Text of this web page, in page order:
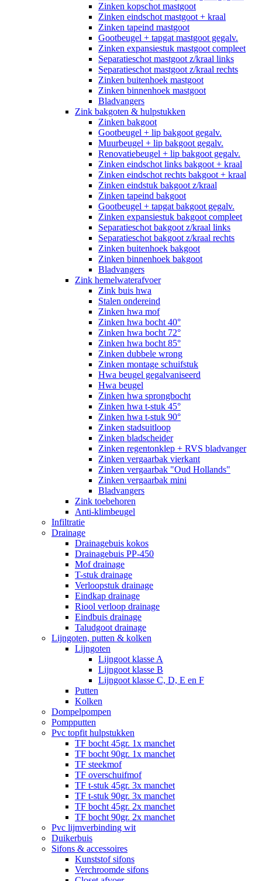
Zinken kopschot mastgoot
Zinken eindschot mastgoot + kraal
Zinken tapeind mastgoot
Gootbeugel + tapgat mastgoot gegalv.
Zinken expansiestuk mastgoot compleet
Separatieschot mastgoot z/kraal links
Separatieschot mastgoot z/kraal rechts
Zinken buitenhoek mastgoot
Zinken binnenhoek mastgoot
Bladvangers
Zink bakgoten & hulpstukken
Zinken bakgoot
Gootbeugel + lip bakgoot gegalv.
Muurbeugel + lip bakgoot gegalv.
Renovatiebeugel + lip bakgoot gegalv.
Zinken eindschot links bakgoot + kraal
Zinken eindschot rechts bakgoot + kraal
Zinken eindstuk bakgoot z/kraal
Zinken tapeind bakgoot
Gootbeugel + tapgat bakgoot gegalv.
Zinken expansiestuk bakgoot compleet
Separatieschot bakgoot z/kraal links
Separatieschot bakgoot z/kraal rechts
Zinken buitenhoek bakgoot
Zinken binnenhoek bakgoot
Bladvangers
Zink hemelwaterafvoer
Zink buis hwa
Stalen ondereind
Zinken hwa mof
Zinken hwa bocht 40°
Zinken hwa bocht 72°
Zinken hwa bocht 85°
Zinken dubbele wrong
Zinken montage schuifstuk
Hwa beugel gegalvaniseerd
Hwa beugel
Zinken hwa sprongbocht
Zinken hwa t-stuk 45°
Zinken hwa t-stuk 90°
Zinken stadsuitloop
Zinken bladscheider
Zinken regentonklep + RVS bladvanger
Zinken vergaarbak vierkant
Zinken vergaarbak "Oud Hollands"
Zinken vergaarbak mini
Bladvangers
Zink toebehoren
Anti-klimbeugel
Infiltratie
Drainage
Drainagebuis kokos
Drainagebuis PP-450
Mof drainage
T-stuk drainage
Verloopstuk drainage
Eindkap drainage
Riool verloop drainage
Eindbuis drainage
Taludgoot drainage
Lijngoten, putten & kolken
Lijngoten
Lijngoot klasse A
Lijngoot klasse B
Lijngoot klasse C, D, E en F
Putten
Kolken
Dompelpompen
Pompputten
Pvc topfit hulpstukken
TF bocht 45gr. 1x manchet
TF bocht 90gr. 1x manchet
TF steekmof
TF overschuifmof
TF t-stuk 45gr. 3x manchet
TF t-stuk 90gr. 3x manchet
TF bocht 45gr. 2x manchet
TF bocht 90gr. 2x manchet
Pvc lijmverbinding wit
Duikerbuis
Sifons & accessoires
Kunststof sifons
Verchroomde sifons